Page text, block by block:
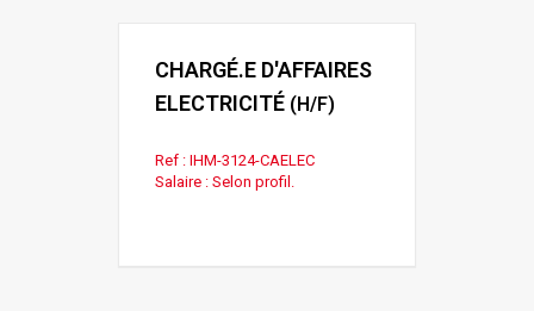
CHARGÉ.E D'AFFAIRES
ELECTRICITÉ (H/F)
Ref : IHM-3124-CAELEC
Salaire : Selon profil.